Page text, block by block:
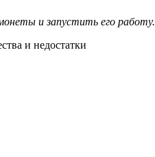
и запустить его работу.